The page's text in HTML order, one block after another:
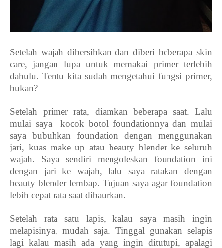
Setelah wajah dibersihkan dan diberi beberapa skin
care, jangan lupa untuk memakai primer terlebih
dahulu. Tentu kita sudah mengetahui fungsi primer,
bukan?
Setelah primer rata, diamkan beberapa saat. Lalu
mulai saya
kocok botol foundationnya dan mulai
saya bubuhkan foundation dengan menggunakan
jari, kuas make up atau beauty blender ke seluruh
wajah. Saya sendiri mengoleskan foundation ini
dengan jari ke wajah, lalu saya ratakan dengan
beauty blender lembap. Tujuan saya agar foundation
lebih cepat rata saat dibaurkan.
Setelah rata satu lapis, kalau saya masih ingin
melapisinya, mudah saja. Tinggal gunakan selapis
lagi kalau masih ada yang ingin ditutupi, apalagi